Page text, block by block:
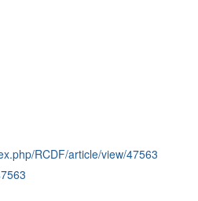
RCDF/article/view/47563